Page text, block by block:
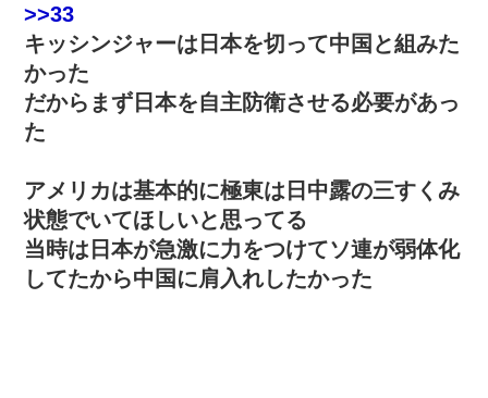
>>33
キッシンジャーは日本を切って中国と組みた
かった
だからまず日本を自主防衛させる必要があっ
た
アメリカは基本的に極東は日中露の三すくみ
状態でいてほしいと思ってる
当時は日本が急激に力をつけてソ連が弱体化
してたから中国に肩入れしたかった